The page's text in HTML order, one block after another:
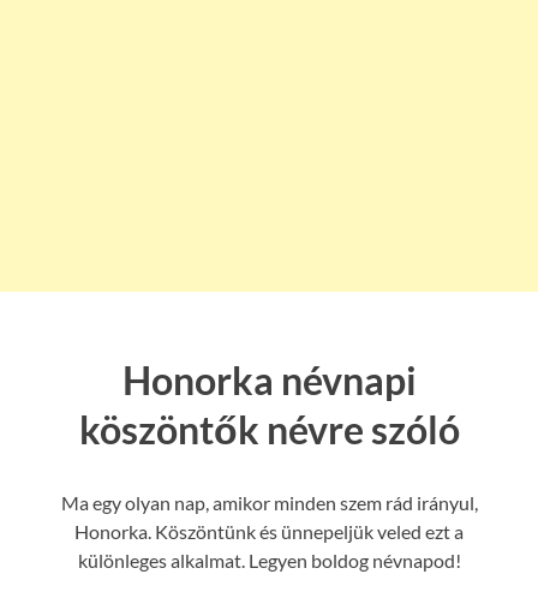
Honorka névnapi
köszöntők névre szóló
Ma egy olyan nap, amikor minden szem rád irányul,
Honorka. Köszöntünk és ünnepeljük veled ezt a
különleges alkalmat. Legyen boldog névnapod!